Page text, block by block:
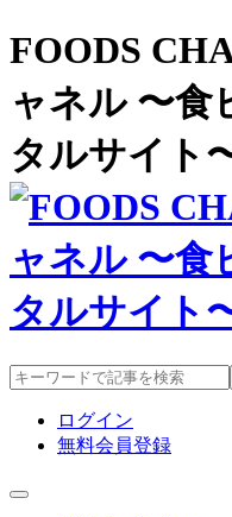
FOODS
ャネル 〜食
タルサイト
ログイン
無料会員登録